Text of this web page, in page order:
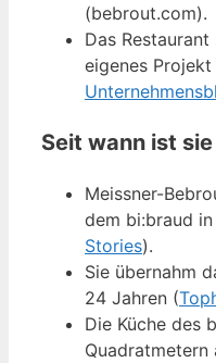
(bebrout.com).
Das
eigenes Projekt
Seit wann ist
Meissner-
dem bi:braud
Stories).
Sie übernahm
24 Jahren (
Die Küche des
Quadratmetern